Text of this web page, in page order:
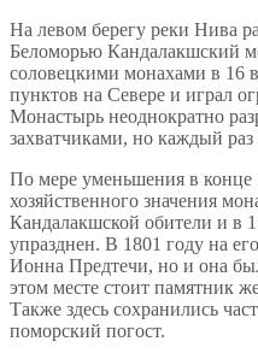
На левом берегу реки Нива
Беломорью Кандалакшский
соловецкими монахами в 16
пунктов на Севере и играл
Монастырь неоднократно
захватчиками, но каждый раз
По мере уменьшения в конце
хозяйственного значения
Кандалакшской обители и в
упразднен. В 1801 году на
Ионна Предтечи, но и она
этом месте стоит памятник
Также здесь сохранились
поморский погост.